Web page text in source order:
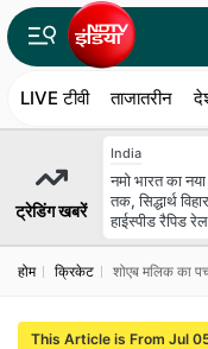
LIVE टीवी ताजातरीन
ट्रेडिंग खबरें
India
नमो भारत का
तक, सिद्धार्थ
हाईस्पीड रैपिड रेल
होम क्रिकेट शोएब मलिक का
This Article is From Jul